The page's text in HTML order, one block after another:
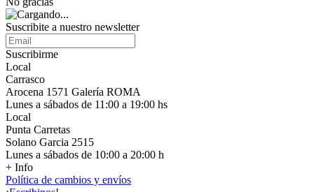
Suscribite a nuestro newsletter
Suscribirme
Local
Carrasco
Arocena 1571 Galería ROMA
Lunes a sábados de 11:00 a 19:00 hs
Local
Punta Carretas
Solano Garcia 2515
Lunes a sábados de 10:00 a 20:00 h
+ Info
Política de cambios y envíos